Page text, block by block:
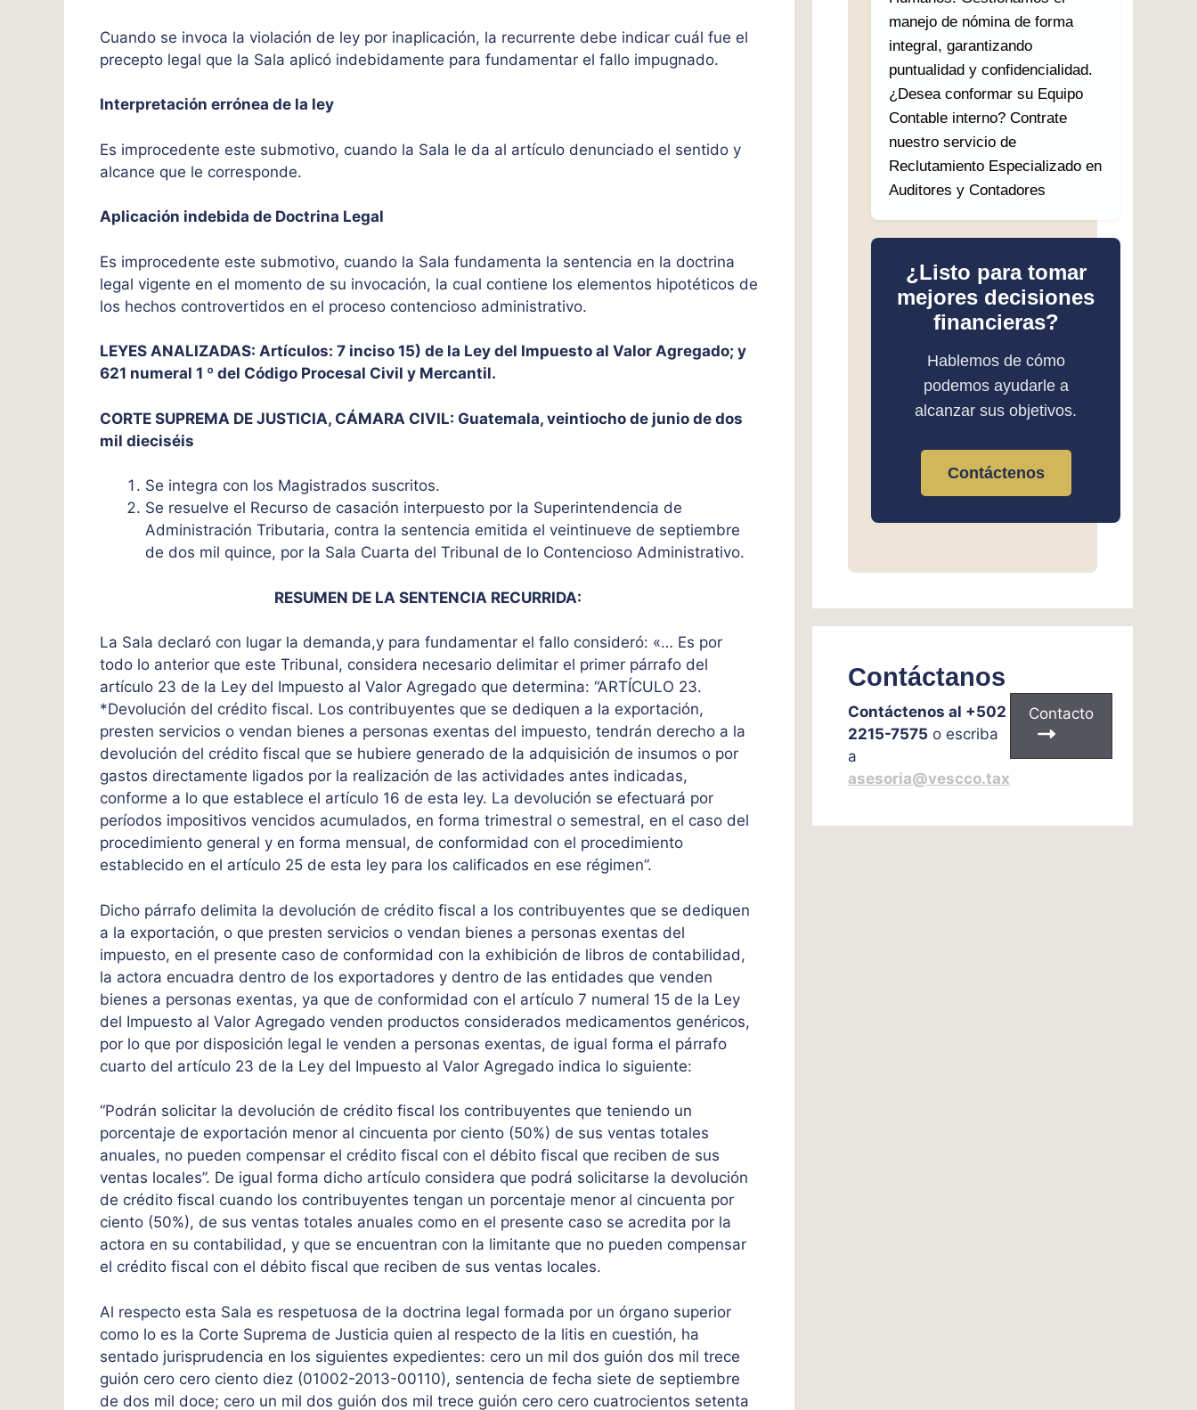
Cuando se invoca la violación de ley por inaplicación, la recurrente debe indicar cuál fue el
precepto legal que la Sala aplicó indebidamente para fundamentar el fallo impugnado.
Interpretación errónea de la ley
Es improcedente este submotivo, cuando la Sala le da al artículo denunciado el sentido y
alcance que le corresponde.
Aplicación indebida de Doctrina Legal
Es improcedente este submotivo, cuando la Sala fundamenta la sentencia en la doctrina
legal vigente en el momento de su invocación, la cual contiene los elementos hipotéticos de
los hechos controvertidos en el proceso contencioso administrativo.
LEYES ANALIZADAS: Artículos: 7 inciso 15) de la Ley del Impuesto al Valor Agregado; y
621 numeral 1 º del Código Procesal Civil y Mercantil.
CORTE SUPREMA DE JUSTICIA, CÁMARA CIVIL: Guatemala, veintiocho de junio de dos
mil dieciséis
Se integra con los Magistrados suscritos.
Se resuelve el Recurso de casación interpuesto por la Superintendencia de
Administración Tributaria, contra la sentencia emitida el veintinueve de septiembre
de dos mil quince, por la Sala Cuarta del Tribunal de lo Contencioso Administrativo.
RESUMEN DE LA SENTENCIA RECURRIDA:
La Sala declaró con lugar la demanda,y para fundamentar el fallo consideró: «… Es por
todo lo anterior que este Tribunal, considera necesario delimitar el primer párrafo del
artículo 23 de la Ley del Impuesto al Valor Agregado que determina: “ARTÍCULO 23.
*Devolución del crédito fiscal. Los contribuyentes que se dediquen a la exportación,
presten servicios o vendan bienes a personas exentas del impuesto, tendrán derecho a la
devolución del crédito fiscal que se hubiere generado de la adquisición de insumos o por
gastos directamente ligados por la realización de las actividades antes indicadas,
conforme a lo que establece el artículo 16 de esta ley. La devolución se efectuará por
períodos impositivos vencidos acumulados, en forma trimestral o semestral, en el caso del
procedimiento general y en forma mensual, de conformidad con el procedimiento
establecido en el artículo 25 de esta ley para los calificados en ese régimen”.
Dicho párrafo delimita la devolución de crédito fiscal a los contribuyentes que se dediquen
a la exportación, o que presten servicios o vendan bienes a personas exentas del
impuesto, en el presente caso de conformidad con la exhibición de libros de contabilidad,
la actora encuadra dentro de los exportadores y dentro de las entidades que venden
bienes a personas exentas, ya que de conformidad con el artículo 7 numeral 15 de la Ley
del Impuesto al Valor Agregado venden productos considerados medicamentos genéricos,
por lo que por disposición legal le venden a personas exentas, de igual forma el párrafo
cuarto del artículo 23 de la Ley del Impuesto al Valor Agregado indica lo siguiente:
“Podrán solicitar la devolución de crédito fiscal los contribuyentes que teniendo un
porcentaje de exportación menor al cincuenta por ciento (50%) de sus ventas totales
anuales, no pueden compensar el crédito fiscal con el débito fiscal que reciben de sus
ventas locales”. De igual forma dicho artículo considera que podrá solicitarse la devolución
de crédito fiscal cuando los contribuyentes tengan un porcentaje menor al cincuenta por
ciento (50%), de sus ventas totales anuales como en el presente caso se acredita por la
actora en su contabilidad, y que se encuentran con la limitante que no pueden compensar
el crédito fiscal con el débito fiscal que reciben de sus ventas locales.
Al respecto esta Sala es respetuosa de la doctrina legal formada por un órgano superior
como lo es la Corte Suprema de Justicia quien al respecto de la litis en cuestión, ha
sentado jurisprudencia en los siguientes expedientes: cero un mil dos guión dos mil trece
guión cero cero ciento diez (01002-2013-00110), sentencia de fecha siete de septiembre
de dos mil doce; cero un mil dos guión dos mil trece guión cero cero cuatrocientos setenta
manejo de nómina de forma
integral, garantizando
puntualidad y confidencialidad.
¿Desea conformar su Equipo
Contable interno? Contrate
nuestro servicio de
Reclutamiento Especializado en
Auditores y Contadores
¿Listo para tomar
mejores decisiones
financieras?
Hablemos de cómo
podemos ayudarle a
alcanzar sus objetivos.
Contáctenos
Contáctanos
Contáctenos al +502
2215-7575 o escriba
a
asesoria@vescco.tax
Contacto